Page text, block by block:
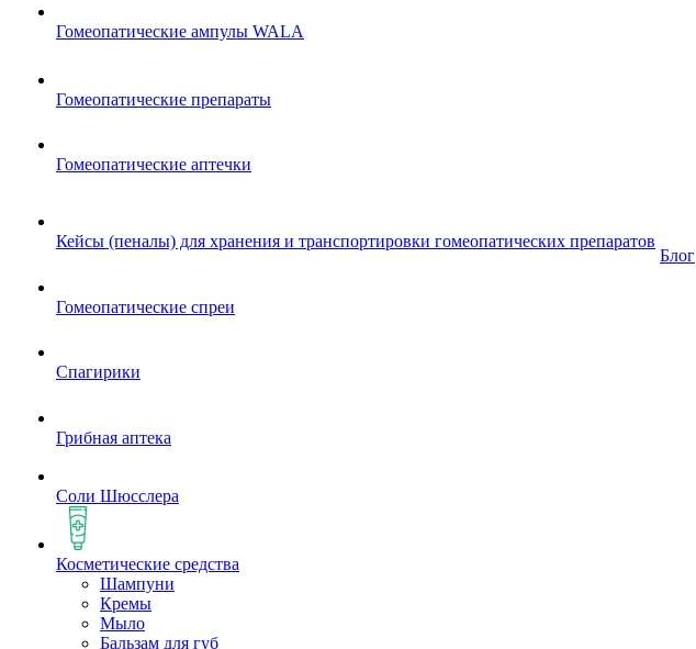
Гомеопатические ампулы WALA
Гомеопатические препараты
Гомеопатические аптечки
Кейсы (пеналы) для хранения и транспортировки гомеопатических препаратов
Гомеопатические спреи
Спагирики
Грибная аптека
Соли Шюсслера
Косметические средства
Шампуни
Кремы
Мыло
Бальзам для губ
Блог